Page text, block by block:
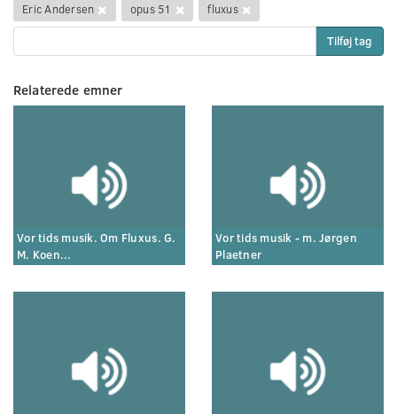
Eric Andersen opus 51
fluxus
Tilføj tag
Relaterede emner
Vor tids musik. Om Fluxus. G.
M. Koen...
Vor tids musik - m. Jørgen
Plaetner